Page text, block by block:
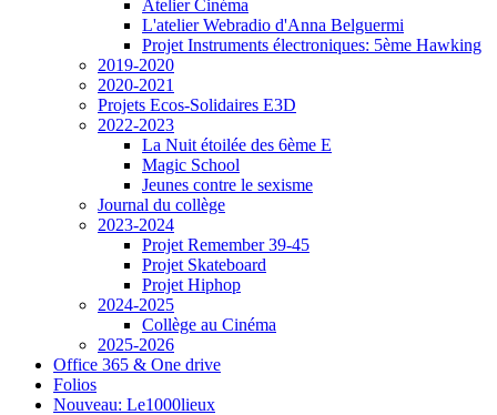
Atelier Cinéma
L'atelier Webradio d'Anna Belguermi
Projet Instruments électroniques: 5ème Hawking
2019-2020
2020-2021
Projets Ecos-Solidaires E3D
2022-2023
La Nuit étoilée des 6ème E
Magic School
Jeunes contre le sexisme
Journal du collège
2023-2024
Projet Remember 39-45
Projet Skateboard
Projet Hiphop
2024-2025
Collège au Cinéma
2025-2026
Office 365 & One drive
Folios
Nouveau: Le1000lieux